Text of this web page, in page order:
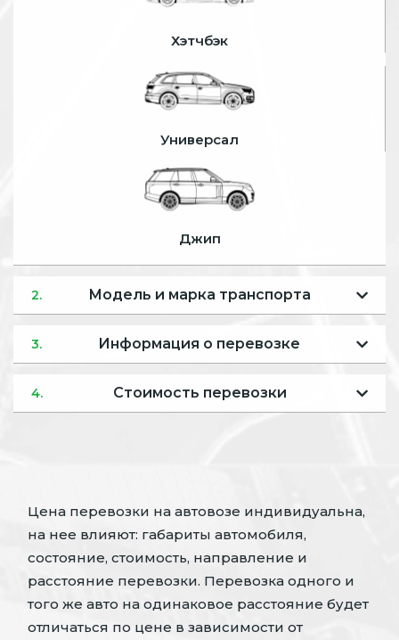
Хэтчбэк
Универсал
Джип
2. Модель и марка транспорта
3. Информация о перевозке
4. Стоимость перевозки
Цена перевозки на автовозе индивидуальна,
на нее влияют: габариты автомобиля,
состояние, стоимость, направление и
расстояние перевозки. Перевозка одного и
того же авто на одинаковое расстояние будет
отличаться по цене в зависимости от